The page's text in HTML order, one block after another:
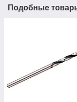
Подобные